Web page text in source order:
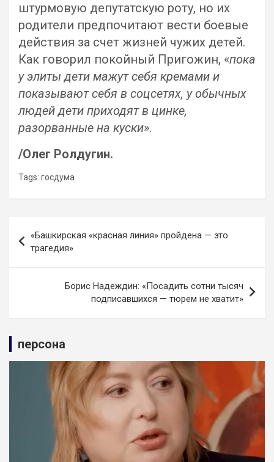
штурмовую депутатскую роту, но их
родители предпочитают вести боевые
действия за счет жизней чужих детей.
Как говорил покойный Пригожин, «пока
у элиты дети мажут себя кремами и
показывают себя в соцсетях, у обычных
людей дети приходят в цинке,
разорванные на куски».
/Олег Ролдугин.
Tags: госдума
по
записям
«Башкирская «красная линия» пройдена — это
трагедия»
Борис Надеждин: «Посадить сотни тысяч
подписавшихся — тюрем не хватит»
персона